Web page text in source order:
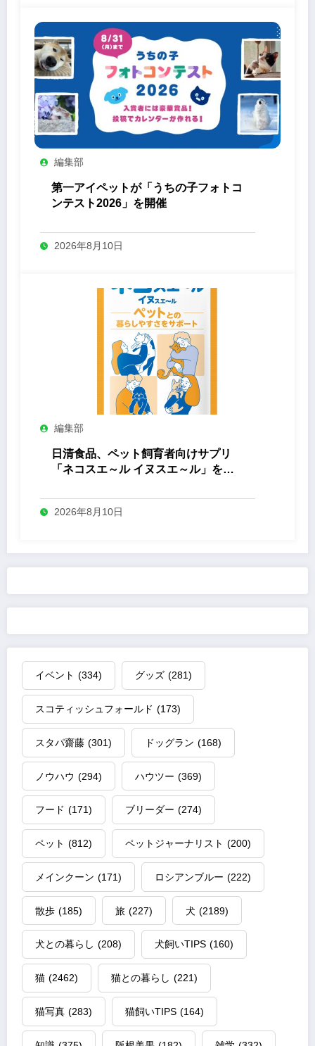
編集部
第一アイペットが「うちの子フォトコ
ンテスト2026」を開催
2026年8月10日
編集部
日清食品、ペット飼育者向けサプリ
「ネコスエ～ル イヌスエ～ル」を発
2026年8月10日
イベント (334) グッズ (281)
スコティッシュフォールド (173)
スタパ齋藤 (301) ドッグラン (168)
ノウハウ (294) ハウツー (369)
フード (171) ブリーダー (274)
ペット (812) ペットジャーナリスト (200)
メインクーン (171) ロシアンブルー (222)
散歩 (185) 旅 (227) 犬 (2189)
犬との暮らし (208) 犬飼いTIPS (160)
猫 (2462) 猫との暮らし (221)
猫写真 (283) 猫飼いTIPS (164)